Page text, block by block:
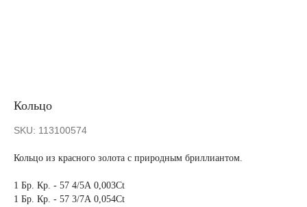
Кольцо
SKU: 113100574
Кольцо из красного золота с природным бриллиантом.
1 Бр. Кр. - 57 4/5А 0,003Ct
1 Бр. Кр. - 57 3/7А 0,054Ct